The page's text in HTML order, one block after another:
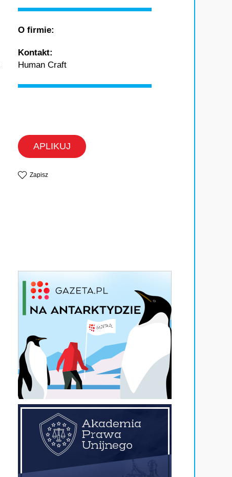
O firmie:
Kontakt:
Human Craft
APLIKUJ
Zapisz